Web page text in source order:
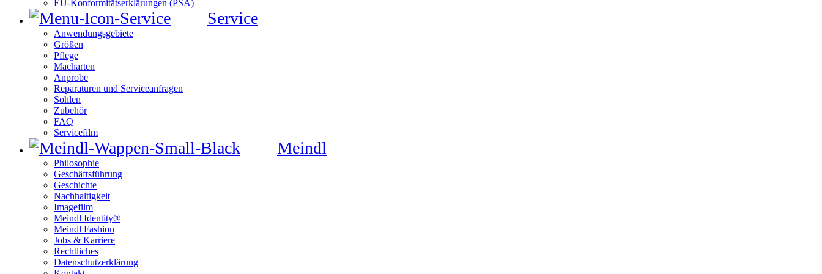
EU-Konformitätserklärungen (PSA)
Service
Anwendungsgebiete
Größen
Pflege
Macharten
Anprobe
Reparaturen und Serviceanfragen
Sohlen
Zubehör
FAQ
Servicefilm
Meindl
Philosophie
Geschäftsführung
Geschichte
Nachhaltigkeit
Imagefilm
Meindl Identity®
Meindl Fashion
Jobs & Karriere
Rechtliches
Datenschutzerklärung